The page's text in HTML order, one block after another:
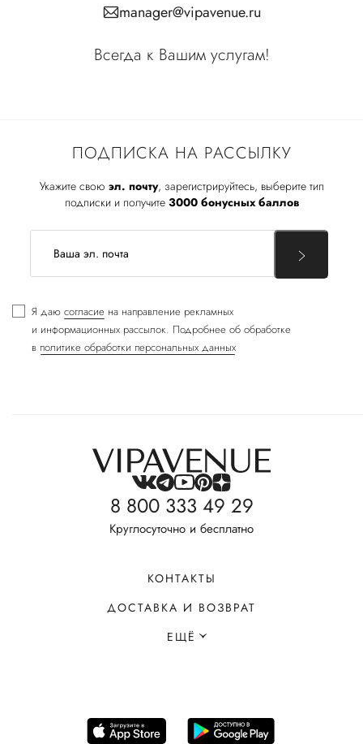
ПОДПИСКА НА РАССЫЛКУ
Укажите свою эл. почту, зарегистрируйтесь, выберите тип
подписки и получите 3000 бонусных баллов
Я даю согласие на направление рекламных
и информационных рассылок. Подробнее об обработке
в политике обработки персональных данных
manager@vipavenue.ru
Всегда к Вашим услугам!
8 800 333 49 29
Круглосуточно и бесплатно
КОНТАКТЫ
ДОСТАВКА И ВОЗВРАТ
ЕЩЁ